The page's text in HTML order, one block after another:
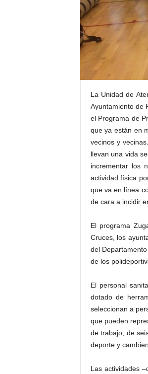
La Unidad de
Ayuntamiento de
el Programa de
que ya están en
vecinos y
llevan una vida
incrementar los
actividad física
que va en línea
de cara a incidir
El programa
Cruces, los
del
de los
El personal
dotado de
seleccionan a
que pueden
de trabajo, de
deporte y
Las actividades